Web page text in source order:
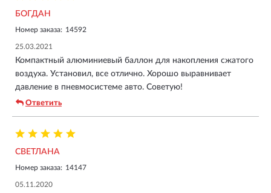
БОГДАН
Номер заказа: 14592
25.03.2021
Компактный алюминиевый баллон для накопления сжатого
воздуха. Установил, все отлично. Хорошо выравнивает
давление в пневмосистеме авто. Советую!
Ответить
СВЕТЛАНА
Номер заказа: 14147
05.11.2020